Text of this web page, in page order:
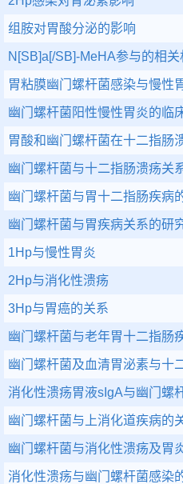
组胺对胃酸分泌的影响
N[SB]a[/SB]-MeHA参与的相关
胃粘膜幽门螺杆菌感染与慢性
幽门螺杆菌阳性慢性胃炎的临
胃酸和幽门螺杆菌在十二指肠
幽门螺杆菌与十二指肠溃疡关
幽门螺杆菌与胃十二指肠疾病
幽门螺杆菌与胃疾病关系的研
1Hp与慢性胃炎
2Hp与消化性溃疡
3Hp与胃癌的关系
幽门螺杆菌与老年胃十二指肠
幽门螺杆菌及血清胃泌素与十
消化性溃疡胃液sIgA与幽门螺
幽门螺杆菌与上消化道疾病的
幽门螺杆菌与消化性溃疡及胃
消化性溃疡与幽门螺杆菌感染